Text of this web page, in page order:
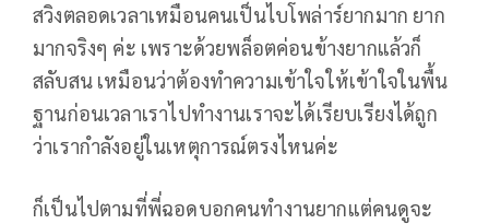
สวิงตลอดเวลาเหมือนคนเป็นไบโพล่าร์ยากมาก ยาก
มากจริงๆ ค่ะ เพราะด้วยพล็อตค่อนข้างยากแล้วก็
สลับสน เหมือนว่าต้องทำความเข้าใจให้เข้าใจในพื้น
ฐานก่อนเวลาเราไปทำงานเราจะได้เรียบเรียงได้ถูก
ว่าเรากำลังอยู่ในเหตุการณ์ตรงไหนค่ะ
ก็เป็นไปตามที่พี่ฉอดบอกคนทำงานยากแต่คนดูจะ